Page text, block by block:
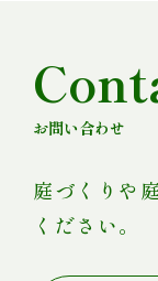
お問い合わせ
庭づくりや
ください。